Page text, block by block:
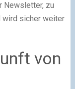
Newsletter, zu
wird sicher weiter
von